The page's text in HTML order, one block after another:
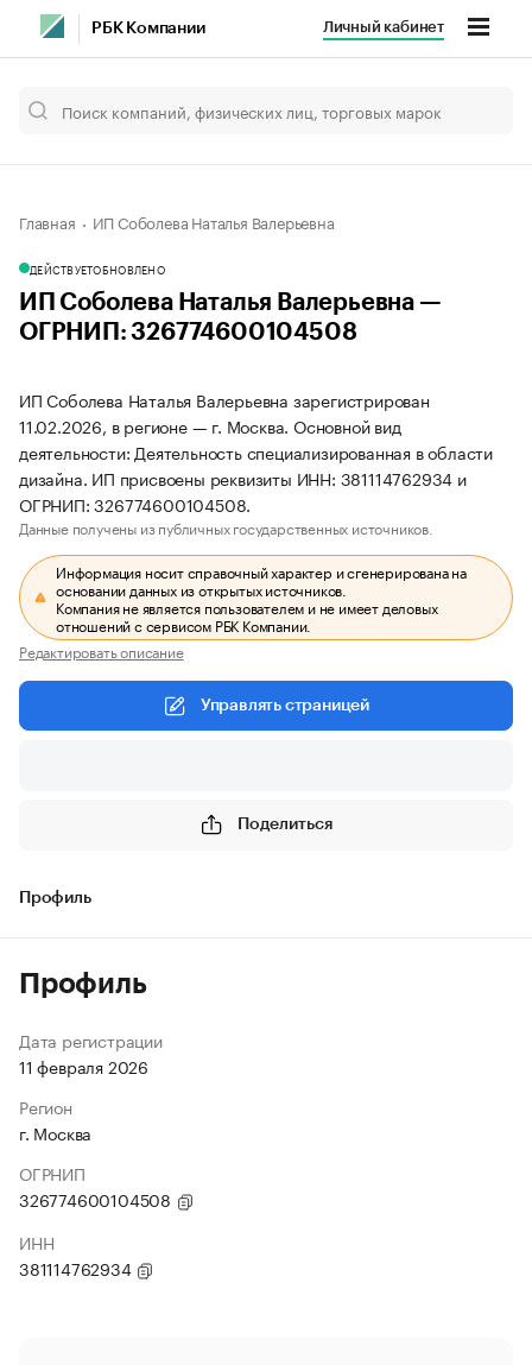
РБК Компании Личный кабинет
Главная ИП Соболева Наталья Валерьевна
ДЕЙСТВУЕТОБНОВЛЕНО
ИП Соболева Наталья Валерьевна —
ОГРНИП: 326774600104508
ИП Соболева Наталья Валерьевна зарегистрирован
11.02.2026, в регионе — г. Москва. Основной вид
деятельности: Деятельность специализированная в области
дизайна. ИП присвоены реквизиты ИНН: 381114762934 и
ОГРНИП: 326774600104508.
Данные получены из публичных государственных источников.
Информация носит справочный характер и сгенерирована на
основании данных из открытых источников.
Компания не является пользователем и не имеет деловых
отношений с сервисом РБК Компании.
Редактировать описание
Управлять страницей
Поделиться
Профиль
Профиль
Дата регистрации
11 февраля 2026
Регион
г. Москва
ОГРНИП
326774600104508
ИНН
381114762934